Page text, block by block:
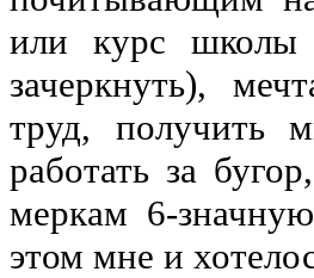
или курс школы
зачеркнуть),
труд, получить
работать за
меркам 6-
этом мне и